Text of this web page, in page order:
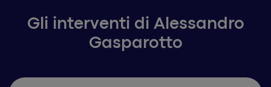
Gli interventi di Alessandro
Gasparotto